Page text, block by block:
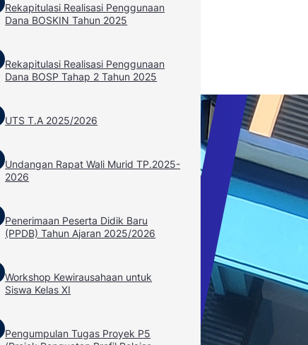
Rekapitulasi Realisasi Penggunaan
Dana BOSKIN Tahun 2025
Rekapitulasi Realisasi Penggunaan
Dana BOSP Tahap 2 Tahun 2025
UTS T.A 2025/2026
Undangan Rapat Wali Murid TP.2025-
2026
Penerimaan Peserta Didik Baru
(PPDB) Tahun Ajaran 2025/2026
Workshop Kewirausahaan untuk
Siswa Kelas XI
Pengumpulan Tugas Proyek P5